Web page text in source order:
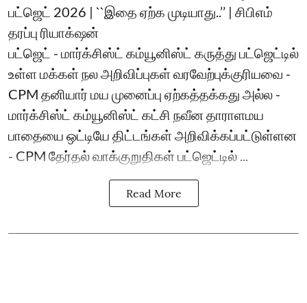
பட்ஜெட் 2026 | ``இதை ஏற்க முடியாது..’’ | சிபிஎம்
தரப்பு ரியாக்‌ஷன்
பட்ஜெட் - மார்க்சிஸ்ட் கம்யூனிஸ்ட் கருத்து பட்ஜெட்டில்
உள்ள மக்கள் நல அறிவிப்புகள் வரவேற்புக்குரியவை -
CPM தனியார் மய முனைப்பு ஏற்கத்தக்கது அல்ல -
மார்க்சிஸ்ட் கம்யூனிஸ்ட் கட்சி நவீன தாராளமய
பாதையை ஒட்டியே திட்டங்கள் அறிவிக்கப்பட்டுள்ளன
- CPM தேர்தல் வாக்குறுதிகள் பட்ஜெட்டில் ...
Read More